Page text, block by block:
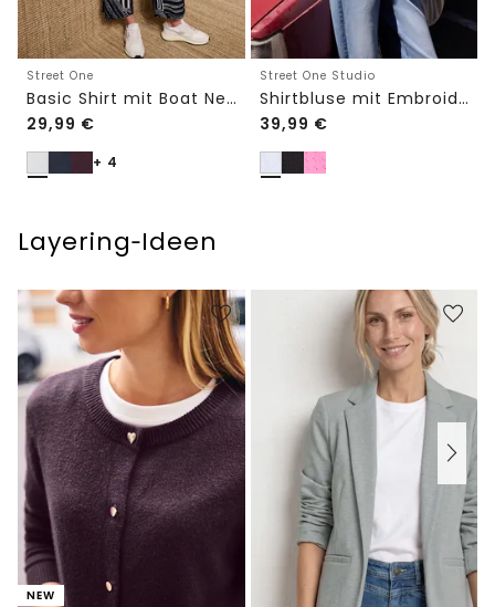
Street One
Basic Shirt mit Boat Neck und Elastikbund
29,99 €
+ 4
Street One Studio
Shirtbluse mit Embroidery-Front
39,99 €
Layering‑Ideen
NEW